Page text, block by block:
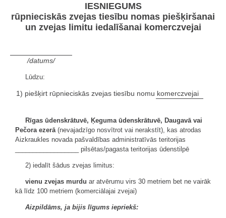
IESNIEGUMS
rūpnieciskās zvejas tiesību nomas piešķiršanai
un zvejas limitu iedalīšanai komerczvejai
/datums/
Lūdzu:
1) piešķirt rūpnieciskās zvejas tiesību nomu komerczvejai
Rīgas ūdenskrātuvē, Ķeguma ūdenskrātuvē, Daugavā vai
Pečora ezerā (nevajadzīgo nosvītrot vai nerakstīt), kas atrodas
Aizkraukles novada pašvaldības administratīvās teritorijas
__________________ pilsētas/pagasta teritorijas ūdenstilpē
2) iedalīt šādus zvejas limitus:
vienu zvejas murdu ar atvērumu virs 30 metriem bet ne vairāk
kā līdz 100 metriem (komerciālajai zvejai)
Aizpildāms, ja bijis līgums iepriekš: